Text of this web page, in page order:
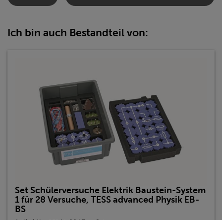
Ich bin auch Bestandteil von:
Set Schülerversuche Elektrik Baustein-System
1 für 28 Versuche, TESS advanced Physik EB-
BS